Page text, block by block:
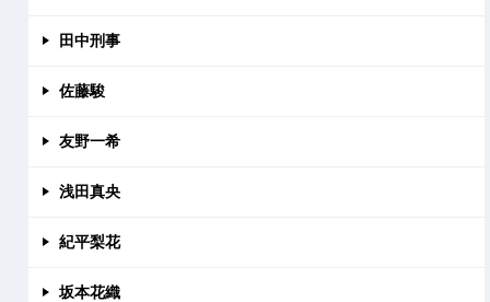
田中刑事
佐藤駿
友野一希
浅田真央
紀平梨花
坂本花織